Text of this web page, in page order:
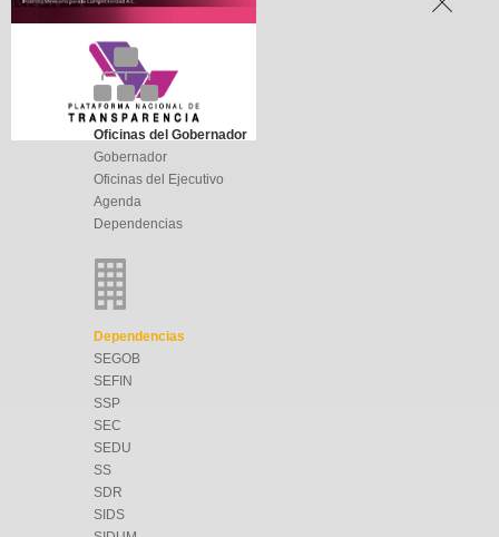
Oficinas del Gobernador
Gobernador
Oficinas del Ejecutivo
Agenda
Dependencias
Dependencias
SEGOB
SEFIN
SSP
SEC
SEDU
SS
SDR
SIDS